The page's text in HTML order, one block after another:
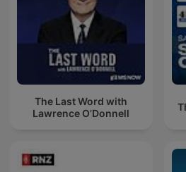
The Last Word with
Lawrence O’Donnell